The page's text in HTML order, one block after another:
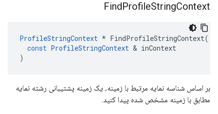
FindProfileStringContext
ProfileStringContext * FindProfileStringContext(
const ProfileStringContext & inContext
)
بر اساس شناسه نمایه مرتبط با زمینه، یک زمینه پشتیبانی رشته نمایه
مطابق با زمینه مشخص شده پیدا کنید.